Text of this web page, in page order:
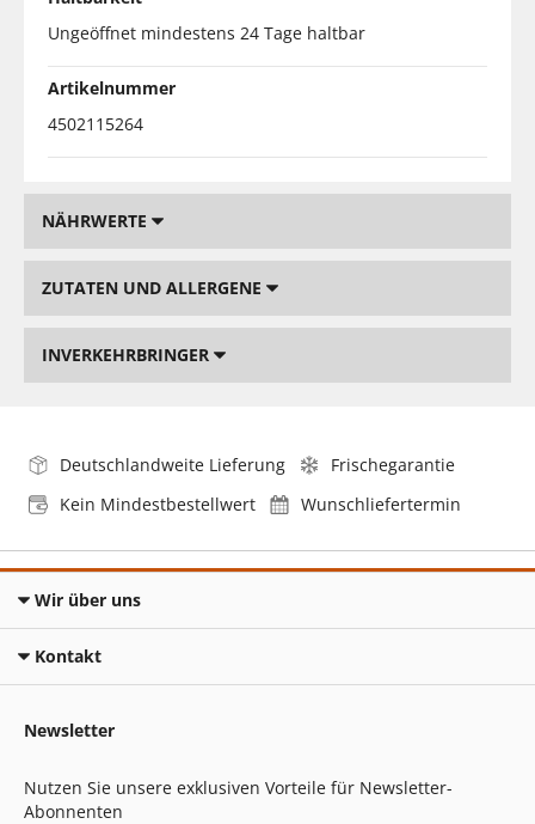
Ungeöffnet mindestens 24 Tage haltbar
Artikelnummer
4502115264
NÄHRWERTE
ZUTATEN UND ALLERGENE
INVERKEHRBRINGER
Deutschlandweite Lieferung
Frischegarantie
Kein Mindestbestellwert
Wunschliefertermin
Wir über uns
Kontakt
Newsletter
Nutzen Sie unsere exklusiven Vorteile für Newsletter-
Abonnenten